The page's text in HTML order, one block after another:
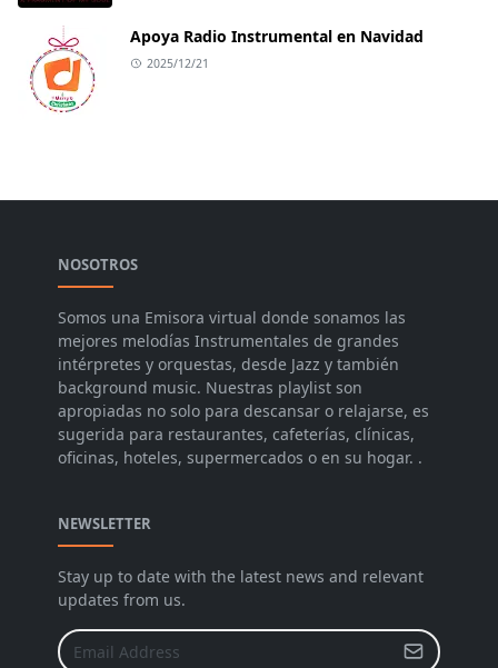
Apoya Radio Instrumental en Navidad
2025/12/21
NOSOTROS
Somos una Emisora virtual donde sonamos las
mejores melodías Instrumentales de grandes
intérpretes y orquestas, desde Jazz y también
background music. Nuestras playlist son
apropiadas no solo para descansar o relajarse, es
sugerida para restaurantes, cafeterías, clínicas,
oficinas, hoteles, supermercados o en su hogar. .
NEWSLETTER
Stay up to date with the latest news and relevant
updates from us.